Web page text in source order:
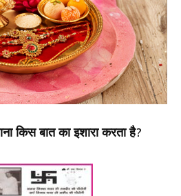
किस बात का इशारा करता है?